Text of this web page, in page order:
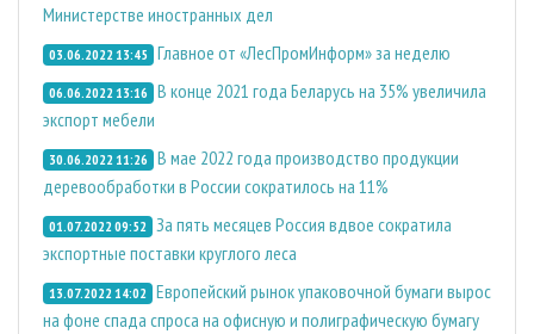
Министерстве иностранных дел
03.06.2022 13:45 Главное от «ЛесПромИнформ» за неделю
06.06.2022 13:16 В конце 2021 года Беларусь на 35% увеличила
экспорт мебели
30.06.2022 11:26 В мае 2022 года производство продукции
деревообработки в России сократилось на 11%
01.07.2022 09:52
За пять месяцев Россия вдвое сократила
экспортные поставки круглого леса
13.07.2022 14:02 Европейский рынок упаковочной бумаги вырос
на фоне спада спроса на офисную и полиграфическую бумагу